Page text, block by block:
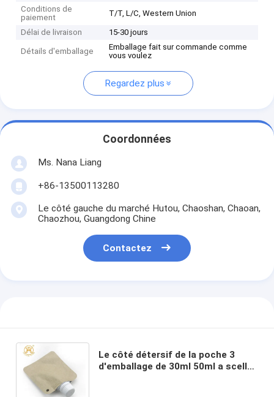
Conditions de
paiement
T/T, L/C, Western Union
Délai de livraison 15-30 jours
Détails d'emballage
Emballage fait sur commande comme
vous voulez
Regardez plus
Coordonnées
Ms. Nana Liang
+86-13500113280
Le côté gauche du marché Hutou, Chaoshan, Chaoan,
Chaozhou, Guangdong Chine
Contactez
Le côté détersif de la poche 3
d'emballage de 30ml 50ml a scellé